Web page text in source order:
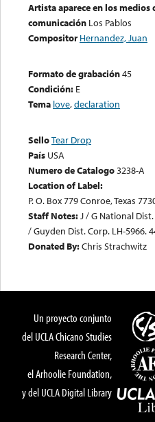
Artista aparece en los medios
comunicación Los Pablos
Compositor Hernandez, Juan
Formato de grabación45
Condición: E
Tema love,declaration
SelloTear Drop
País USA
Numero de Catalogo3238-A
Location of Label:
P. O. Box 779 Conroe, Texas
Staff Notes:J / G National
/ Guyden Dist. Corp. LH-5966.
Donated By:Chris Strachwitz
Un proyecto conjunto
del UCLA Chicano Studies
Research Center,
el Arhoolie Foundation,
y del UCLA Digital Library